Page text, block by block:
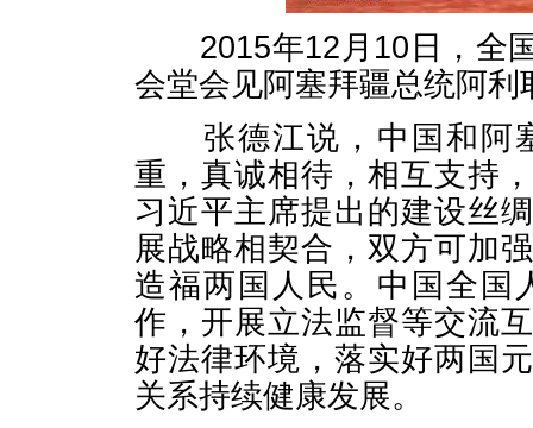
2015年12月10日，全国
会堂会见阿塞拜疆总统阿利
张德江说，中国和阿
重，真诚相待，相互支持
习近平主席提出的建设丝
展战略相契合，双方可加
造福两国人民。中国全国
作，开展立法监督等交流
好法律环境，落实好两国
关系持续健康发展。